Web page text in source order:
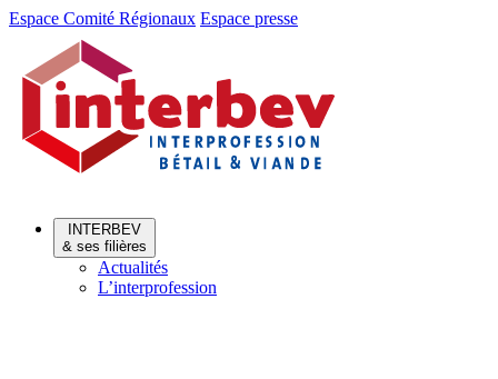
Aller
Aller
contenu
Espace Comité Régionaux Espace presse
INTERBEV
& ses filières
Actualités
L’interprofession